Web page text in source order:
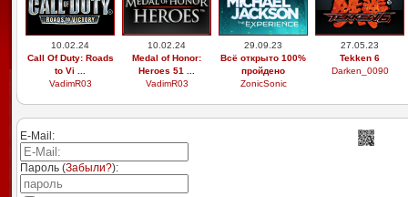
10.02.24
Call Of Duty: Roads
to Vi ...
VadimR03
10.02.24
Medal of Honor:
Heroes 51 ...
VadimR03
29.09.23
Всё открыто 100%
пройдено
ZonicSonic
27.05.23
Tekken 6
Darken_0090
E-Mail:
Пароль (Забыли?):